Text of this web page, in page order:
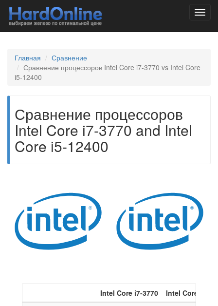
Главная
Сравнение
Сравнение процессоров Intel Core i7-3770 vs Intel Core
i5-12400
Сравнение процессоров
Intel Core i7-3770 and Intel
Core i5-12400
Intel Core i7-3770
Intel Core i5-